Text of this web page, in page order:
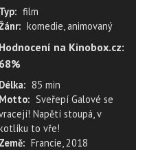
Typ: film
komedie, animovaný
Hodnocení na Kinobox.cz:
68%
Délka: 85 min
Motto: Sveřepí Galové se
Napětí stoupá, v
to vře!
Země: Francie, 2018